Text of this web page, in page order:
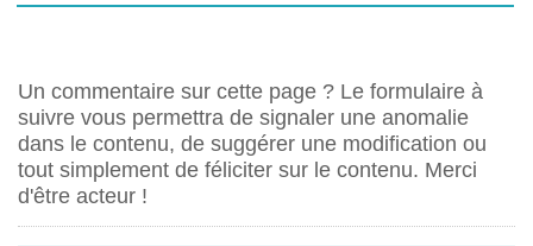
Un commentaire sur cette page ? Le formulaire à
suivre vous permettra de signaler une anomalie
dans le contenu, de suggérer une modification ou
tout simplement de féliciter sur le contenu. Merci
d'être acteur !